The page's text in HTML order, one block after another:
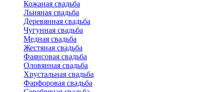
Кожаная свадьба
Льняная свадьба
Деревянная свадьба
Чугунная свадьба
Медная свадьба
Жестяная свадьба
Фаянсовая свадьба
Оловянная свадьба
Хрустальная свадьба
Фарфоровая свадьба